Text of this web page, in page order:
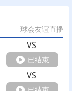
球会友谊直播
VS
已结束
VS